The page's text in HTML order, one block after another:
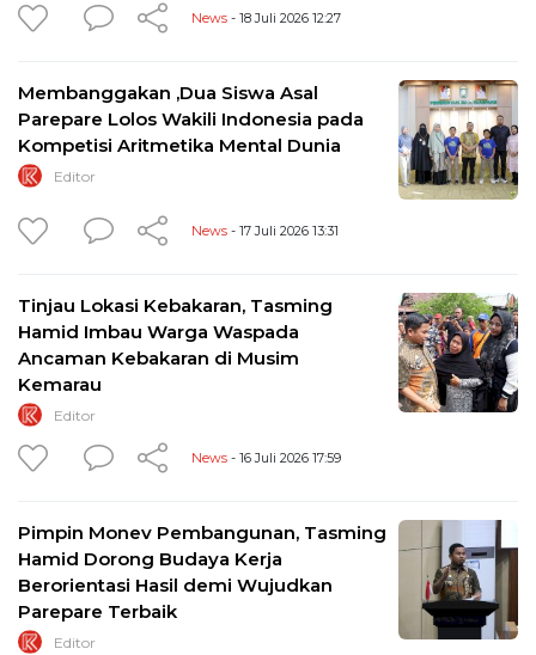
News - 18 Juli 2026 12:27
Membanggakan ,Dua Siswa Asal
Parepare Lolos Wakili Indonesia pada
Kompetisi Aritmetika Mental Dunia
Editor
News - 17 Juli 2026 13:31
Tinjau Lokasi Kebakaran, Tasming
Hamid Imbau Warga Waspada
Ancaman Kebakaran di Musim
Kemarau
Editor
News - 16 Juli 2026 17:59
Pimpin Monev Pembangunan, Tasming
Hamid Dorong Budaya Kerja
Berorientasi Hasil demi Wujudkan
Parepare Terbaik
Editor